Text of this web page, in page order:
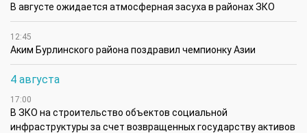
В августе ожидается атмосферная засуха в районах ЗКО
12:45
Аким Бурлинского района поздравил чемпионку Азии
4 августа
17:00
В ЗКО на строительство объектов социальной
инфраструктуры за счет возвращенных государству активов